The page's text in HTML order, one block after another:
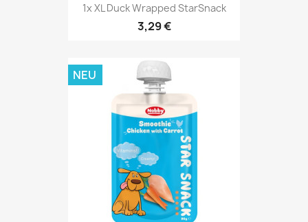
1x XL Duck Wrapped StarSnack
3,29 €
NEU